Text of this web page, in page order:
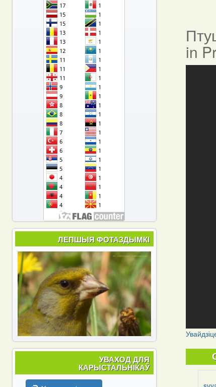
in
ЛЕПШЫЯ ФОТАЗДЫМКІ
УВАХОД ДЛЯ
КАРЫСТАЛЬНІКАЎ